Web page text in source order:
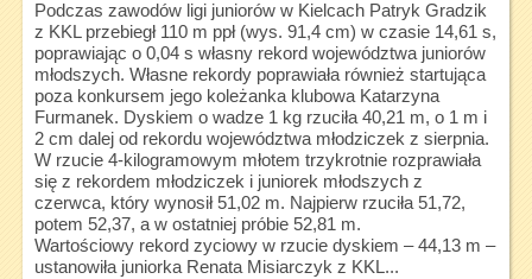
Podczas zawodów ligi juniorów w Kielcach Patryk Gradzik
z KKL przebiegł 110 m ppł (wys. 91,4 cm) w czasie 14,61 s,
poprawiając o 0,04 s własny rekord województwa juniorów
młodszych. Własne rekordy poprawiała również startująca
poza konkursem jego koleżanka klubowa Katarzyna
Furmanek. Dyskiem o wadze 1 kg rzuciła 40,21 m, o 1 m i
2 cm dalej od rekordu województwa młodziczek z sierpnia.
W rzucie 4-kilogramowym młotem trzykrotnie rozprawiała
się z rekordem młodziczek i juniorek młodszych z
czerwca, który wynosił 51,02 m. Najpierw rzuciła 51,72,
potem 52,37, a w ostatniej próbie 52,81 m.
Wartościowy rekord zyciowy w rzucie dyskiem – 44,13 m –
ustanowiła juniorka Renata Misiarczyk z KKL...